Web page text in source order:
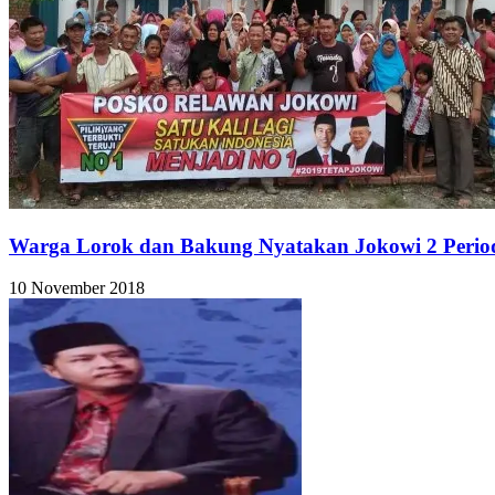
Warga Lorok dan Bakung Nyatakan Jokowi 2
10 November 2018